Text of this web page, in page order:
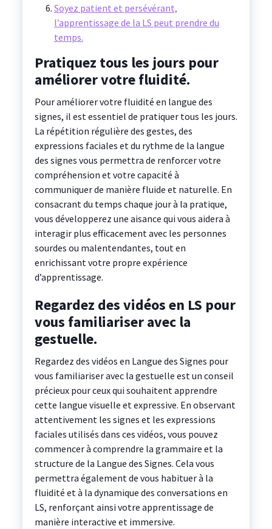
Soyez patient et persévérant,
l’apprentissage de la LS peut prendre du
temps.
Pratiquez tous les jours pour
améliorer votre fluidité.
Pour améliorer votre fluidité en langue des
signes, il est essentiel de pratiquer tous les jours.
La répétition régulière des gestes, des
expressions faciales et du rythme de la langue
des signes vous permettra de renforcer votre
compréhension et votre capacité à
communiquer de manière fluide et naturelle. En
consacrant du temps chaque jour à la pratique,
vous développerez une aisance qui vous aidera à
interagir plus efficacement avec les personnes
sourdes ou malentendantes, tout en
enrichissant votre propre expérience
d’apprentissage.
Regardez des vidéos en LS pour
vous familiariser avec la
gestuelle.
Regardez des vidéos en Langue des Signes pour
vous familiariser avec la gestuelle est un conseil
précieux pour ceux qui souhaitent apprendre
cette langue visuelle et expressive. En observant
attentivement les signes et les expressions
faciales utilisés dans ces vidéos, vous pouvez
commencer à comprendre la grammaire et la
structure de la Langue des Signes. Cela vous
permettra également de vous habituer à la
fluidité et à la dynamique des conversations en
LS, renforçant ainsi votre apprentissage de
manière interactive et immersive.